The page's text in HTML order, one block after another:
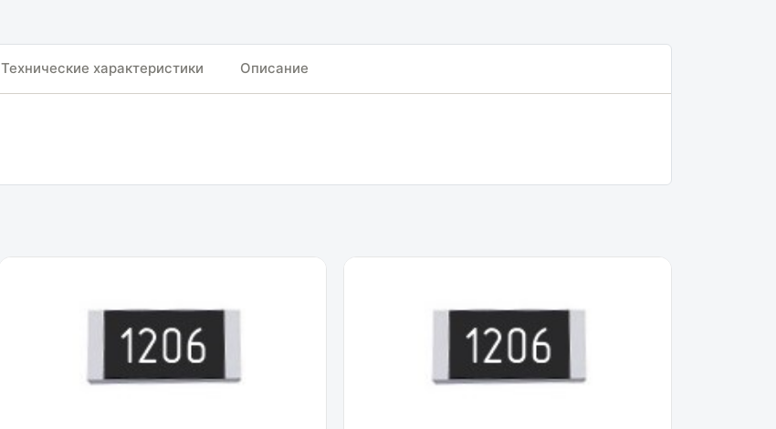
Технические характеристики Описание